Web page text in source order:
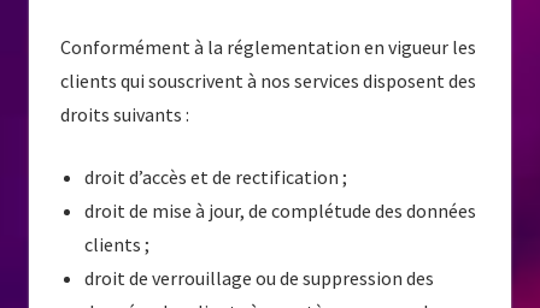
Conformément à la réglementation en vigueur les
clients qui souscrivent à nos services disposent des
droits suivants :
droit d’accès et de rectification ;
droit de mise à jour, de complétude des données
clients ;
droit de verrouillage ou de suppression des